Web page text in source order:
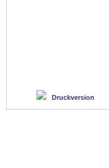
Druckversion